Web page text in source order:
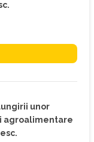
unor
agroalimentare